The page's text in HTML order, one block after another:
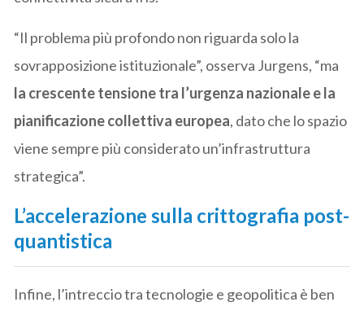
“Il problema più profondo non riguarda solo la
sovrapposizione istituzionale”, osserva Jurgens, “ma
la crescente tensione tra l’urgenza nazionale e la
pianificazione collettiva europea, dato che lo spazio
viene sempre più considerato un’infrastruttura
strategica”.
L’accelerazione sulla crittografia post-
quantistica
Infine, l’intreccio tra tecnologie e geopolitica è ben